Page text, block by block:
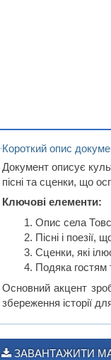
Короткий опис
Документ описує
пісні та сценки, що
Ключові елементи:
Опис села
Пісні і
Сценки, які
Подяка гостям
Основний акцент
збереження історії
ЗАВАНТАЖИТИ